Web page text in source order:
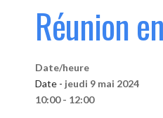
Réunion
Date/heure
Date - jeudi 9 mai 2024
10:00 - 12:00